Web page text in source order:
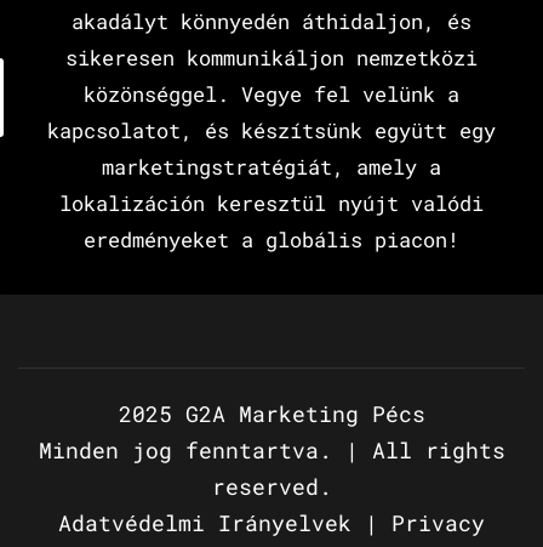
akadályt könnyedén áthidaljon, és
sikeresen kommunikáljon nemzetközi
közönséggel. Vegye fel velünk a
kapcsolatot, és készítsünk együtt egy
marketingstratégiát, amely a
lokalizáción keresztül nyújt valódi
eredményeket a globális piacon!
2025 G2A Marketing Pécs
Minden jog fenntartva. | All rights
reserved.
Adatvédelmi Irányelvek | Privacy